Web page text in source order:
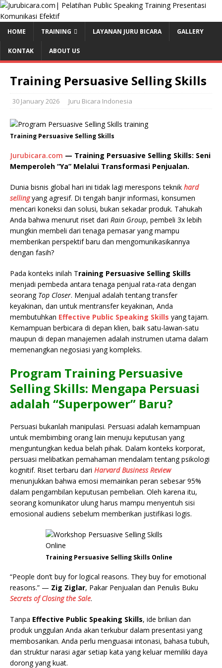
HOME TRAINING LAYANAN JURU BICARA GALLERY
KONTAK ABOUT US
Training Persuasive Selling Skills
30 January 2026 Juru Bicara Indonesia
Training Persuasive Selling Skills
Jurubicara.com — Training Persuasive Selling Skills: Seni
Memperoleh “Ya” Melalui Transformasi Penjualan.
Dunia bisnis global hari ini tidak lagi merespons teknik hard
sellingyang agresif. Di tengah banjir informasi, konsumen
mencari koneksi dan solusi, bukan sekadar produk. Tahukah
Anda bahwa menurut riset dari Rain Group, pembeli 3x lebih
mungkin membeli dari tenaga pemasar yang mampu
memberikan perspektif baru dan mengomunikasikannya
dengan fasih?
Pada konteks inilah Training Persuasive Selling Skills
menjadi pembeda antara tenaga penjual rata-rata dengan
seorang Top Closer. Menjual adalah tentang transfer
keyakinan, dan untuk mentransfer keyakinan, Anda
membutuhkan Effective Public Speaking Skills yang tajam.
Kemampuan berbicara di depan klien, baik satu-lawan-satu
maupun di depan manajemen adalah instrumen utama dalam
memenangkan negosiasi yang kompleks.
Program Training Persuasive
Selling Skills: Mengapa Persuasi
adalah “Superpower” Baru?
Persuasi bukanlah manipulasi. Persuasi adalah kemampuan
untuk membimbing orang lain menuju keputusan yang
menguntungkan kedua belah pihak. Dalam konteks korporat,
persuasi melibatkan pemahaman mendalam tentang psikologi
kognitif. Riset terbaru dari Harvard Business Review
menunjukkan bahwa emosi memainkan peran sebesar 95%
dalam pengambilan keputusan pembelian. Oleh karena itu,
seorang komunikator ulung harus mampu menyentuh sisi
emosional audiens sebelum memberikan justifikasi logis.
Training Persuasive Selling Skills Online
“People don’t buy for logical reasons. They buy for emotional
reasons.” — Zig Ziglar, Pakar Penjualan dan Penulis Buku
Secrets of Closing the Sale.
Tanpa Effective Public Speaking Skills, ide brilian dan
produk unggulan Anda akan terkubur dalam presentasi yang
membosankan. Anda perlu menguasai intonasi, bahasa tubuh,
dan struktur narasi agar setiap kata yang keluar memiliki daya
dorong yang kuat.